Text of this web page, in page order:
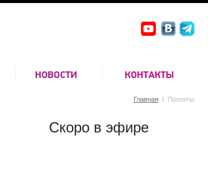
Главная / Проекты
Скоро в эфире